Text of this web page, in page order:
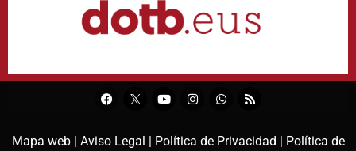
Mapa web | Aviso Legal | Política de Privacidad |
Política de